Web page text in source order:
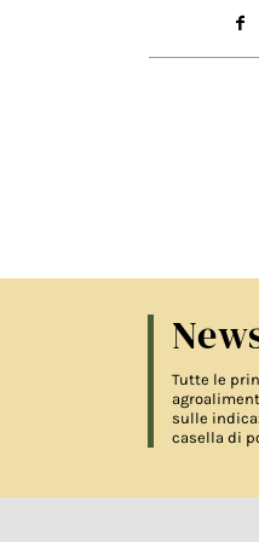
Tutte le
sulle
casella di